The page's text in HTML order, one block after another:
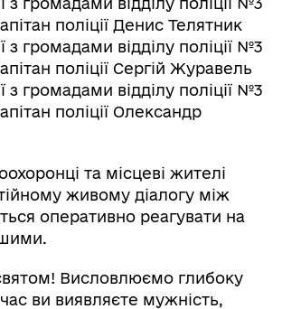
поліції Денис Телятник
громадами відділу поліції №3
поліції Сергій Журавель
громадами відділу поліції №3
поліції Олександр
та місцеві жителі
живому діалогу між
оперативно реагувати на
Висловлюємо глибоку
ви виявляєте мужність,